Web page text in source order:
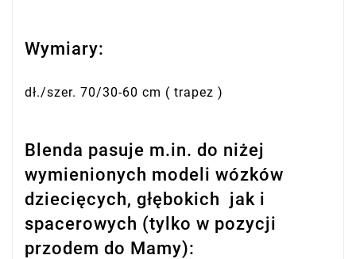
Wymiary:
dł./szer. 70/30-60 cm ( trapez )
Blenda pasuje m.in. do niżej
wymienionych modeli wózków
dziecięcych, głębokich jak i
spacerowych (tylko w pozycji
przodem do Mamy):